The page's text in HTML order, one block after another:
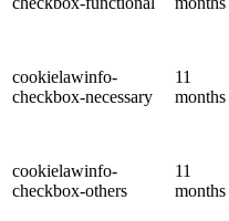
cookielawinfo-
checkbox-necessary
11
months
cookielawinfo-
checkbox-others
11
months